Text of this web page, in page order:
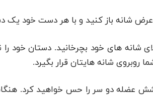
عرض شانه باز کنید و با هر دست خود یک
شانه های خود بچرخانید. دستان خود
شانه هایتان قرار بگیرد.
عضله دو سر را حس خواهید کرد.